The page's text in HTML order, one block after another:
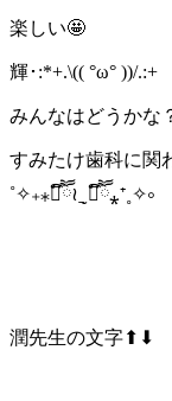
楽しい🤩
輝･:*+.\(( °ω° ))/.:+
みんなはどうかな
すみたけ歯科に関
˚✧₊⁎❝᷀ົཽ≀ˍ̮ ❝᷀ົཽ⁎⁺˳✧༚
潤先生の文字⬆︎⬇︎